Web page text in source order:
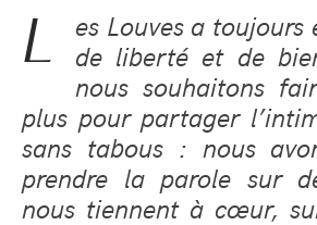
L
es Louves a toujours
de liberté et de
nous souhaitons
plus pour partager
sans tabous : nous
prendre la parole sur
nous tiennent à cœur,